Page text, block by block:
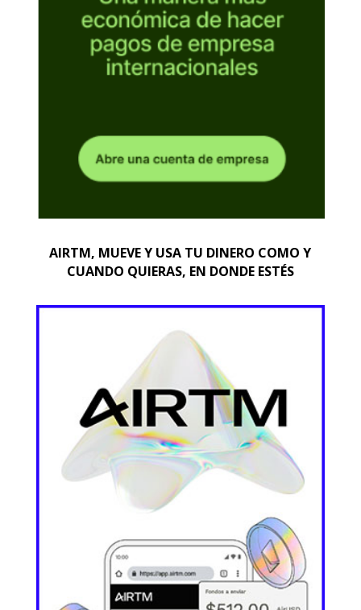
AIRTM, MUEVE Y USA TU DINERO COMO Y
CUANDO QUIERAS, EN DONDE ESTÉS